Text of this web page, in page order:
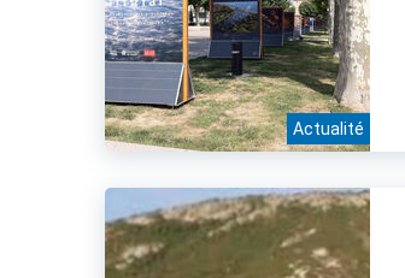
Actualité